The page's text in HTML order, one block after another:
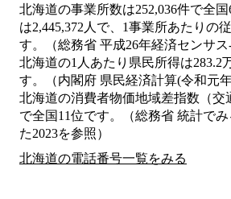
北海道の事業所数は252,036件で全
は2,445,372人で、1事業所あたりの
す。（総務省 平成26年経済センサス
北海道の1人あたり県民所得は283.2
す。（内閣府 県民経済計算(令和元年
北海道の消費者物価地域差指数（交
で全国11位です。（総務省 統計で
た2023を参照）
北海道の電話番号一覧をみる